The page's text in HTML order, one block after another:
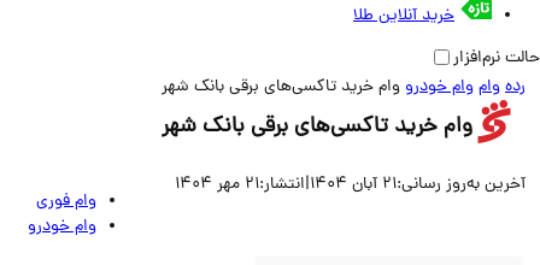
خرید آنلاین طلا
وام وام خودرو وام خرید تاکسی‌های برقی بانک شهر
وام خرید تاکسی‌های برقی بانک شهر
به‌روز رسانی:21 آبان 1404 |انتشار:21 مهر 1404
وام فوری
وام خودرو